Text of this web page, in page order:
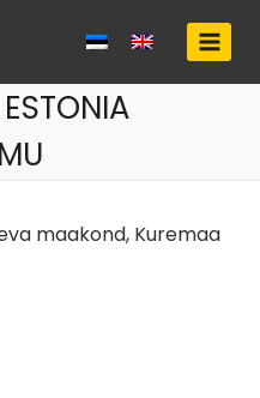
maakond, Kuremaa